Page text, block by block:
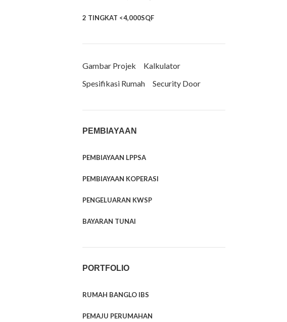
2 TINGKAT <4,000SQF
Gambar Projek
Kalkulator
Spesifikasi Rumah
Security Door
PEMBIAYAAN
PEMBIAYAAN LPPSA
PEMBIAYAAN KOPERASI
PENGELUARAN KWSP
BAYARAN TUNAI
PORTFOLIO
RUMAH BANGLO IBS
PEMAJU PERUMAHAN